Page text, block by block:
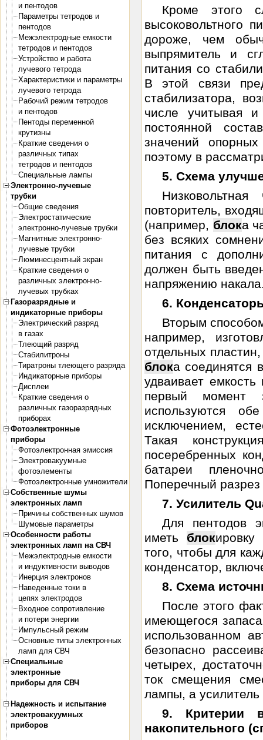
и пентодов
Параметры тетродов и
пентодов
Межэлектродные емкости
тетродов и пентодов
Устройство и работа
лучевого тетрода
Характеристики и параметры
лучевого тетрода
Рабочий режим тетродов
и пентодов
Пентоды переменной
крутизны
Краткие сведения о
различных типах
тетродов и пентодов
Специальные лампы
Электронно-лучевые
трубки
Общие сведения
Электростатические
электронно-лучевые трубки
Магнитные электронно-
лучевые трубки
Люминесцентный экран
Краткие сведения о
различных электронно-
лучевых трубках
Газоразрядные и
индикаторные приборы
Электрический разряд
в газах
Тлеющий разряд
Стабилитроны
Тиратроны тлеющего разряда
Индикаторные приборы
Дисплеи
Краткие сведения о
различных газоразрядных
приборах
Фотоэлектронные
приборы
Фотоэлектронная эмиссия
Электровакуумные
фотоэлементы
Фотоэлектронные умножители
Собственные шумы
электронных ламп
Причины собственных шумов
Шумовые параметры
Особенности работы
электронных ламп на СВЧ
Межэлектродные емкости
и индуктивности выводов
Инерция электронов
Наведенные токи в
цепях электродов
Входное сопротивление
и потери энергии
Импульсный режим
Основные типы электронных
ламп для СВЧ
Специальные
электронные
приборы для СВЧ
Надежность и испытание
электровакуумных
приборов
Кроме этого
высоковольтного
дороже, чем
выпрямитель и
питания со
В этой связи
стабилизатора,
числе учитывая
постоянной
значений
поэтому в
5. Схема
повторитель,
(например, блока
без всяких
питания с
должен быть
напряжению
6.
Вторым
например,
отдельных
блока соединятся
удваивает
первый момент
используются
исключением,
Такая
посеребренных
батареи
Поперечный разрез
7. Усилитель
Для пентодов
иметь блок
того, чтобы для
конденсатор,
8. Схема
После этого
имеющегося
использованном
безопасно
четырех,
ток смещения
лампы, а усилитель
9. Критерии
накопительного